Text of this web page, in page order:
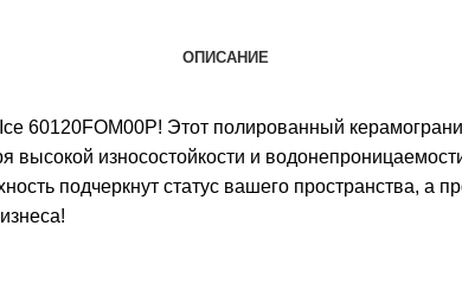
ОПИСАНИЕ
60120FOM00P! Этот полированный
высокой износостойкости и
подчеркнут статус вашего пространства, а